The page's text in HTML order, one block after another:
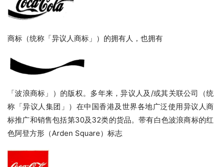
商标（统称「异议人商标」）的拥有人，也拥有
「波浪商标」）的版权。多年来，异议人及/或其关联公司（统
称「异议人集团」）在中国香港及世界各地广泛使用异议人商
标推广和销售包括第30及32类的货品。带有白色波浪商标的红
色阿登方形（Arden Square）标志